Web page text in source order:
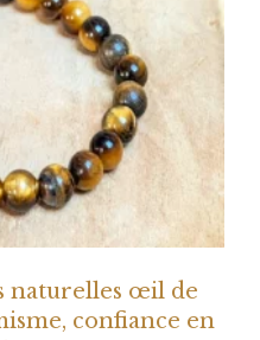
naturelles œil de
confiance en